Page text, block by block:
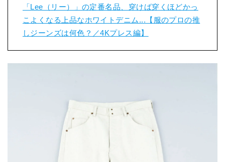
「Lee（リー）」の定番名品、穿けば穿くほどかっ
こよくなる上品なホワイトデニム...【服のプロの推
しジーンズは何色？／4Kプレス編】